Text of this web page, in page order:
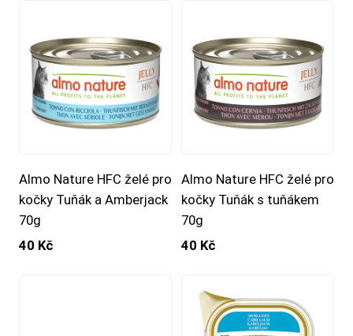
Almo Nature HFC želé pro
kočky Tuňák a Amberjack
70g
40 Kč
Almo Nature HFC želé pro
kočky Tuňák s tuňákem
70g
40 Kč